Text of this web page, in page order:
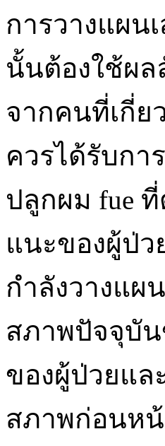
การวางแผน
นั้นต้องใช้ผล
จากคนที่เกี่ย
ควรได้รับกา
ปลูกผม fue
แนะของผู้ป่
กำลังวางแผ
สภาพปัจจุบัน
ของผู้ป่วยแล
สภาพก่อนห